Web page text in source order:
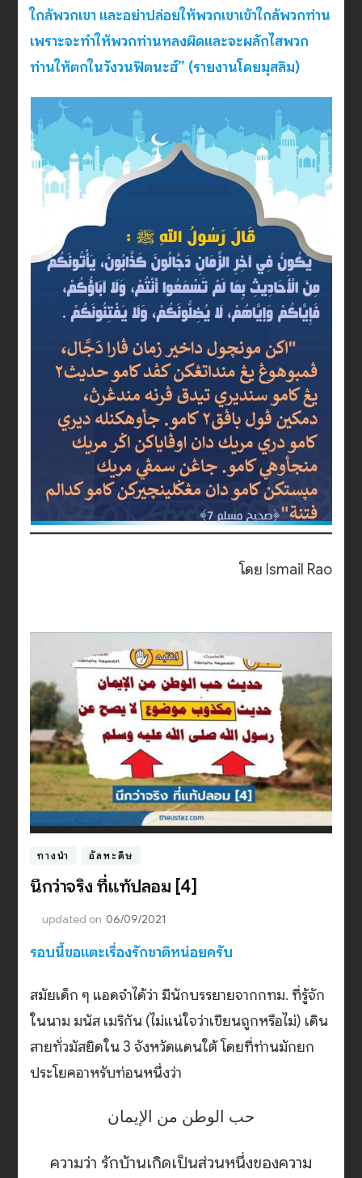
ใกล้พวกเขา และอย่าปล่อยให้พวกเขาเข้าใกล้พวกท่าน
เพราะจะทำให้พวกท่านหลงผิดและจะผลักไสพวก
ท่านให้ตกในวังวนฟิตนะฮ์” (รายงานโดยมุสลิม)
โดย Ismail Rao
ทางนำ อัลหะดีษ
นึกว่าจริง ที่แท้ปลอม [4]
updated on 06/09/2021
รอบนี้ขอแตะเรื่องรักชาติหน่อยครับ
สมัยเด็ก ๆ แอดจำได้ว่า มีนักบรรยายจากกทม. ที่รู้จัก
ในนาม มนัส เมริกัน (ไม่แน่ใจว่าเขียนถูกหรือไม่) เดิน
สายทั่วมัสยิดใน 3 จังหวัดแดนใต้ โดยที่ท่านมักยก
ประโยคอาหรับท่อนหนึ่งว่า
حب الوطن من الإيمان
ความว่า รักบ้านเกิดเป็นส่วนหนึ่งของความ